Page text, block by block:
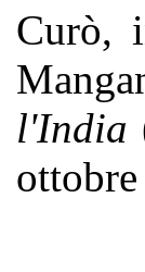
Curò,
l'India